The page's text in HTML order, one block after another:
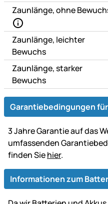
Zaunlänge, ohne
Zaunlänge, leichter
Bewuchs
Zaunlänge, starker
Bewuchs
Garantiebedingungen
3 Jahre Garantie auf das
umfassenden
finden Siehier.
Informationen zum